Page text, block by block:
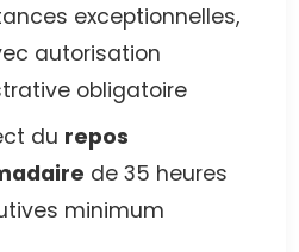
exceptionnelles,
autorisation
obligatoire
du repos
de 35 heures
minimum